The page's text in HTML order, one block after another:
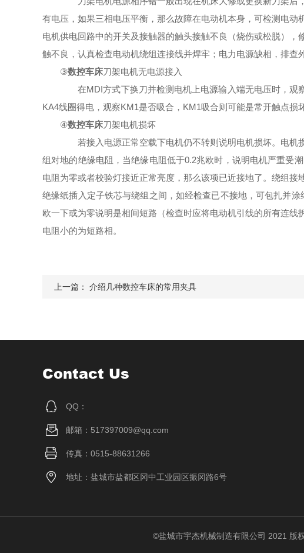
有电压，如果三相电压平衡，那么故障在电动机本身，可检测电
电机供电回路中的开关及接触器的触头接触不良（烧伤或松脱）
触不良，认真检查电动机绕组连接线并焊牢；电力电源缺相，排查
③数控车床刀架电机无电源接入
在MDI方式下换刀并检测电机上电源输入端无电压时，观
KA4线圈得电，观察KM1是否吸合，KM1吸合则可能是常开触点
④数控车床刀架电机损坏
若接入电源正常空载下电机仍不转则说明电机损坏。电机
组对地的绝缘电阻，当绝缘电阻低于0.2兆欧时，说明电机严重受
电阻为零或者校验灯接近正常亮度，那么该项已近接地了。绕组
绝缘纸插入定子铁芯与绕组之间，如经检查已不接地，可包扎并
欧一下或为零说明是相间短路（检查时应将电动机引线的所有连
电阻小的为短路相。
上一篇： 介绍几种数控车床的常用夹具
Contact Us
QQ：
邮箱：517397009@qq.com
传真：0515-88631266
地址：盐城市盐都区冈中工业园区振冈路6号
©盐城市宇杰机械制造有限公司 2021 版